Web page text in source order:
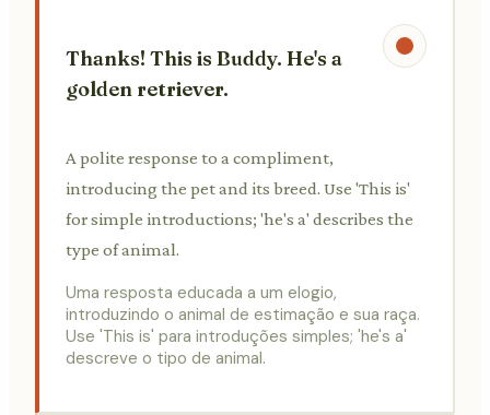
Thanks! This is Buddy. He's a
golden retriever.
A polite response to a compliment,
introducing the pet and its breed. Use 'This is'
for simple introductions; 'he's a' describes the
type of animal.
Uma resposta educada a um elogio,
introduzindo o animal de estimação e sua raça.
Use 'This is' para introduções simples; 'he's a'
descreve o tipo de animal.